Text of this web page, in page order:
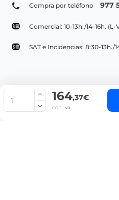
164,37€
con iva
Compra por teléfono 977
Comercial: 10-13h./14-16h. (L-
SAT e Incidencias: 8:30-13h./
© Copyright 2022 PepeBar.com |
Condiciones generales de compra |